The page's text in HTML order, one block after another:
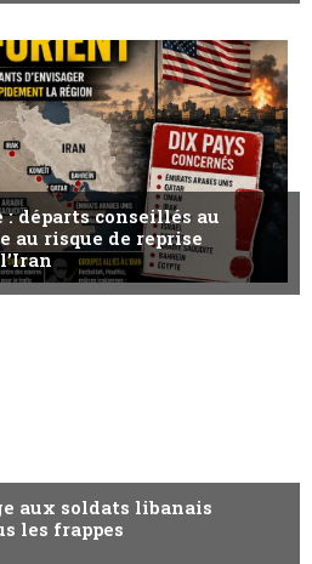
départs conseillés au
au risque de reprise
aux soldats libanais
les frappes